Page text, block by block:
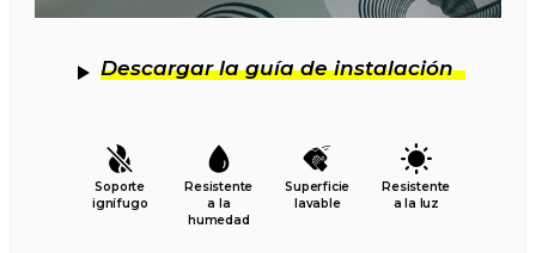
Descargar la guía de instalación
Soporte
ignífugo
Resistente
a la
humedad
Superficie
lavable
Resistente
a la luz